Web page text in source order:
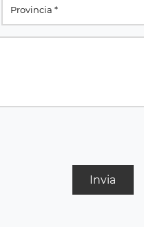
Invia